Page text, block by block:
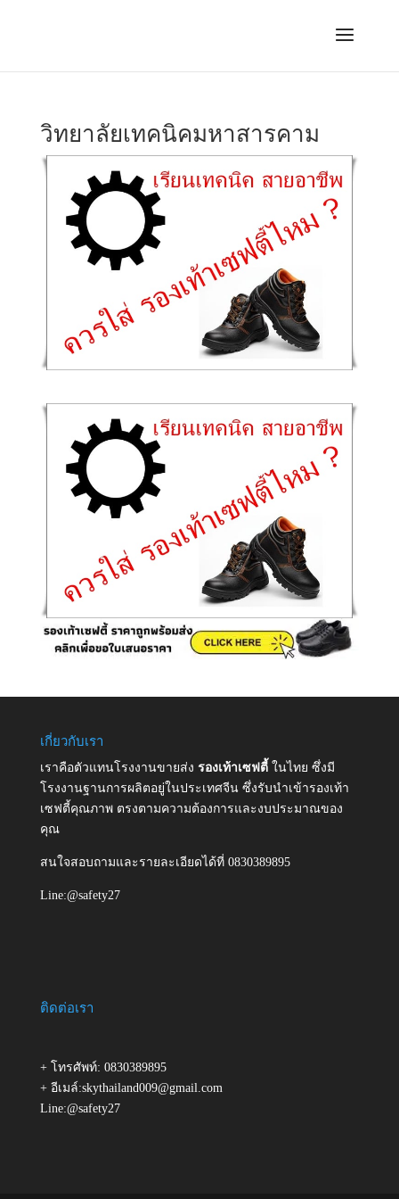
วิทยาลัยเทคนิคมหาสารคาม
เกี่ยวกับเรา
เราคือตัวแทนโรงงานขายส่ง รองเท้าเซฟตี้ ในไทย ซึ่งมี
โรงงานฐานการผลิตอยู่ในประเทศจีน ซึ่งรับนำเข้ารองเท้า
เซฟตี้คุณภาพ ตรงตามความต้องการและงบประมาณของ
คุณ
สนใจสอบถามและรายละเอียดได้ที่ 0830389895
Line:@safety27
ติดต่อเรา
+ โทรศัพท์: 0830389895
+ อีเมล์:skythailand009@gmail.com
Line:@safety27